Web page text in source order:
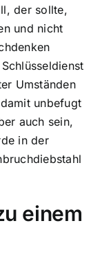
der sollte,
und nicht
Umständen
unbefugt
auch sein,
in der
einem